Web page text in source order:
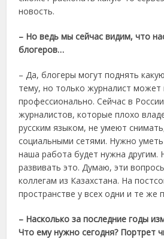
новость.
– Но ведь мы сейчас видим, что
блогеров…
– Да, блогеры могут поднять
тему, но только журналист может
профессионально. Сейчас в
журналистов, которые плохо
русским языком, не умеют
социальными сетями. Нужно
наша работа будет нужна другим.
развивать это. Думаю, эти
коллегам из Казахстана. На
пространстве у всех одни и те же
– Насколько за последние годы
Что ему нужно сегодня? Портрет